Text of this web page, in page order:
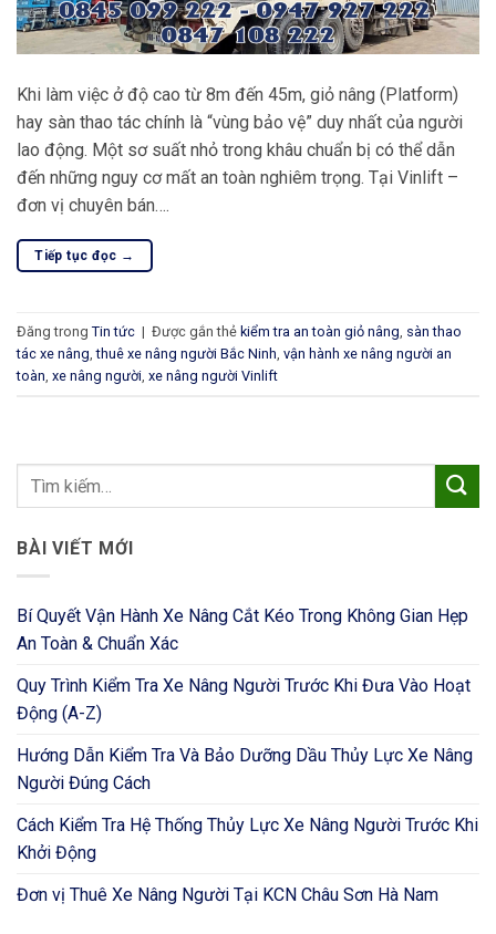
Khi làm việc ở độ cao từ 8m đến 45m, giỏ nâng (Platform)
hay sàn thao tác chính là “vùng bảo vệ” duy nhất của người
lao động. Một sơ suất nhỏ trong khâu chuẩn bị có thể dẫn
đến những nguy cơ mất an toàn nghiêm trọng. Tại Vinlift –
đơn vị chuyên bán….
Tiếp tục đọc →
Đăng trong Tin tức | Được gắn thẻ kiểm tra an toàn giỏ nâng sàn thao
tác xe nâng ,thuê xe nâng người Bắc Ninh vận hành xe nâng người an
toàn xe nâng người xe nâng người Vinlift
BÀI VIẾT MỚI
Bí Quyết Vận Hành Xe Nâng Cắt Kéo Trong Không Gian Hẹp
An Toàn & Chuẩn Xác
Quy Trình Kiểm Tra Xe Nâng Người Trước Khi Đưa Vào Hoạt
Động (A-Z)
Hướng Dẫn Kiểm Tra Và Bảo Dưỡng Dầu Thủy Lực Xe Nâng
Người Đúng Cách
Cách Kiểm Tra Hệ Thống Thủy Lực Xe Nâng Người Trước Khi
Khởi Động
Đơn vị Thuê Xe Nâng Người Tại KCN Châu Sơn Hà Nam